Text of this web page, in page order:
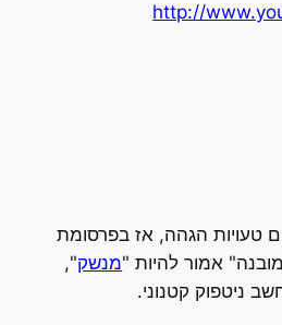
http://
טעויות הגהה, אז בפרסומת
אמור להיות "מנשק",
ניטפוק קטנוני.